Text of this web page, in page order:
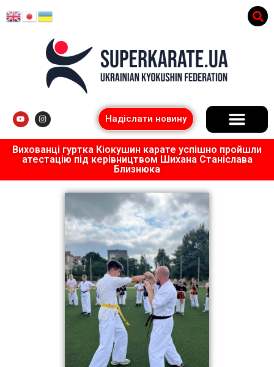
Надіслати новину
Вихованці гуртка Кіокушин карате успішно пройшли
атестацію під керівництвом Шихана Станіслава
Близнюка